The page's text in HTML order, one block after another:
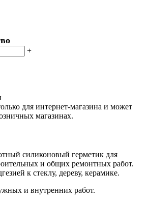
+
для интернет-магазина и может
магазинах.
силиконовый герметик для
и общих ремонтных работ.
к стеклу, дереву, керамике.
и внутренних работ.